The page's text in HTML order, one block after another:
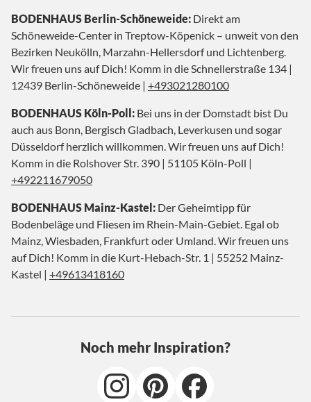
BODENHAUS Berlin-Schöneweide: Direkt am
Schöneweide-Center in Treptow-Köpenick – unweit von den
Bezirken Neukölln, Marzahn-Hellersdorf und Lichtenberg.
Wir freuen uns auf Dich! Komm in die Schnellerstraße 134 |
12439 Berlin-Schöneweide | +493021280100
BODENHAUS Köln-Poll: Bei uns in der Domstadt bist Du
auch aus Bonn, Bergisch Gladbach, Leverkusen und sogar
Düsseldorf herzlich willkommen. Wir freuen uns auf Dich!
Komm in die Rolshover Str. 390 | 51105 Köln-Poll |
+492211679050
BODENHAUS Mainz-Kastel: Der Geheimtipp für
Bodenbeläge und Fliesen im Rhein-Main-Gebiet. Egal ob
Mainz, Wiesbaden, Frankfurt oder Umland. Wir freuen uns
auf Dich! Komm in die Kurt-Hebach-Str. 1 | 55252 Mainz-
Kastel | +49613418160
Noch mehr Inspiration?